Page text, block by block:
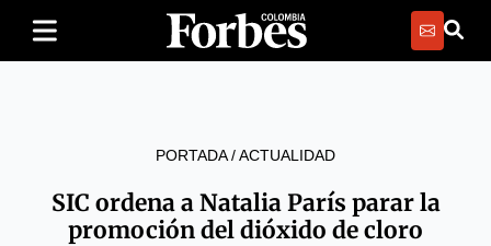
PORTADA/ACTUALIDAD
SIC ordena a Natalia París parar la
promoción del dióxido de cloro